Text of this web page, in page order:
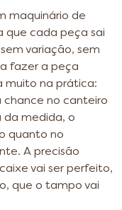
maquinário de
que cada peça sai
variação, sem
fazer a peça
muito na prática:
no canteiro
da medida, o
quanto no
A precisão
vai ser perfeito,
que o tampo vai